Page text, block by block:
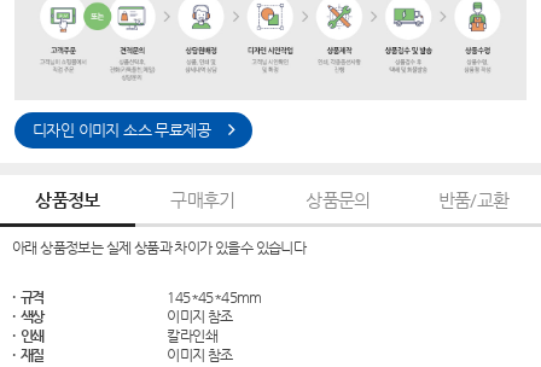
디자인 이미지 소스 무료제공
상품정보 구매후기 상품문의 반품/교환
아래 상품정보는 실제 상품과 차이가 있을수 있습니다
· 규격
145*45*45mm
· 색상
이미지 참조
· 인쇄
칼라인쇄
· 재질
이미지 참조